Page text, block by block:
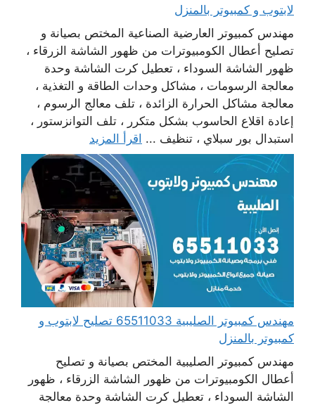
لابتوب و كمبيوتر بالمنزل
مهندس كمبيوتر العارضية الصناعية المختص بصيانة و
تصليح أعطال الكومبيوترات من ظهور الشاشة الزرقاء ،
ظهور الشاشة السوداء ، تعطيل كرت الشاشة وحدة
معالجة الرسومات ، مشاكل وحدات الطاقة و التغذية ،
معالجة مشاكل الحرارة الزائدة ، تلف معالج الرسوم ،
إعادة اقلاع الحاسوب بشكل متكرر ، تلف التوانزستور ،
استبدال بور سبلاي ، تنظيف ... اقرأ المزيد
مهندس كمبيوتر الصليبية 65511033 تصليح لابتوب و
كمبيوتر بالمنزل
مهندس كمبيوتر الصليبية المختص بصيانة و تصليح
أعطال الكومبيوترات من ظهور الشاشة الزرقاء ، ظهور
الشاشة السوداء ، تعطيل كرت الشاشة وحدة معالجة